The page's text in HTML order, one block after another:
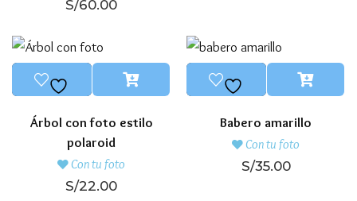
S/60.00
Árbol con foto estilo
polaroid
Con tu foto
S/22.00
Babero amarillo
Con tu foto
S/35.00